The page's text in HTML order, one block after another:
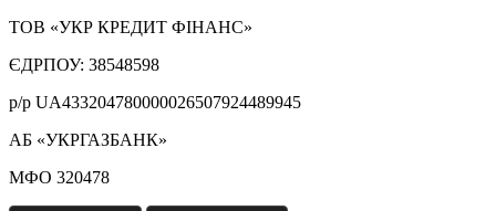
ТОВ «УКР КРЕДИТ ФІНАНС»
ЄДРПОУ: 38548598
р/р UA433204780000026507924489945
АБ «УКРГАЗБАНК»
МФО 320478